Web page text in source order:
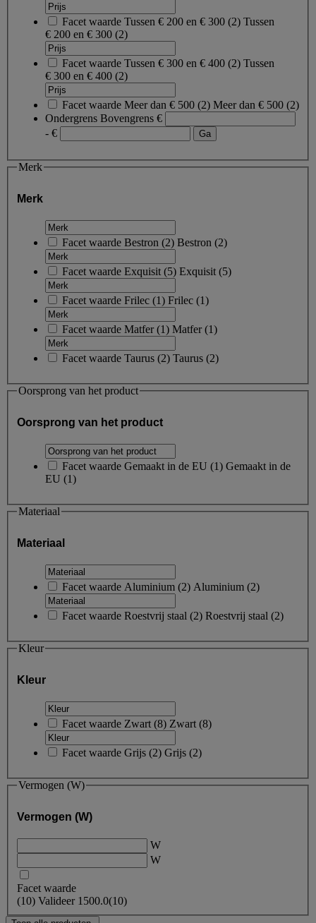
Facet waarde Tussen € 200 en € 300 (2) Tussen
€ 200 en € 300 (2)
Facet waarde Tussen € 300 en € 400 (2) Tussen
€ 300 en € 400 (2)
Facet waarde Meer dan € 500 (2) Meer dan € 500 (2)
Ondergrens Bovengrens €
- €
Merk
Merk
Facet waarde Bestron (2) Bestron (2)
Facet waarde Exquisit (5) Exquisit (5)
Facet waarde Frilec (1) Frilec (1)
Facet waarde Matfer(1) Matfer(1)
Facet waarde Taurus (2) Taurus (2)
Oorsprong van het product
Oorsprong van het product
Facet waarde Gemaakt in de EU (1) Gemaakt in de
EU (1)
Materiaal
Materiaal
Facet waarde Aluminium (2) Aluminium (2)
Facet waarde Roestvrij staal (2) Roestvrij staal (2)
Kleur
Kleur
Facet waarde Zwart (8) Zwart (8)
Facet waarde Grijs (2) Grijs (2)
Vermogen (W)
Vermogen (W)
W
W
Facet waarde
(10) Valideer 1500.0(10)